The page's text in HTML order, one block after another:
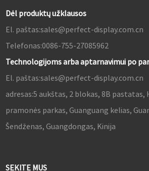
Dėl produktų užklausos
El. paštas:sales@perfect-display.com.cn
Telefonas:0086-755-27085962
Technologijoms arba aptarnavimui po
El. paštas:sales@perfect-display.com.cn
adresas:5 aukštas, 2 blokas, 8B pastatas,
pramonės parkas, Guanguang kelias,
Šendženas, Guangdongas, Kinija
SEKITE MUS